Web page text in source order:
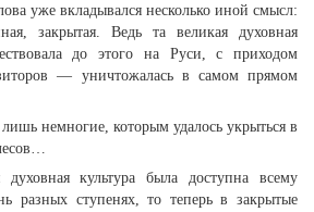
уже вкладывался несколько иной смысл:
закрытая. Ведь та великая духовная
до этого на Руси, с приходом
— уничтожалась в самом прямом
немногие, которым удалось укрыться в
культура была доступна всему
разных ступенях, то теперь в закрытые